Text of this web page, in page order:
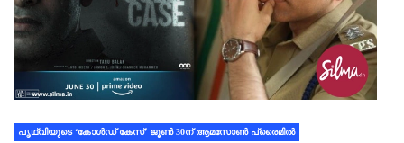
പൃഥ്വിയുടെ ‘കോള്‍ഡ് കേസ്’ ജൂണ്‍ 30ന് ആമസോണ്‍ പ്രൈമില്‍